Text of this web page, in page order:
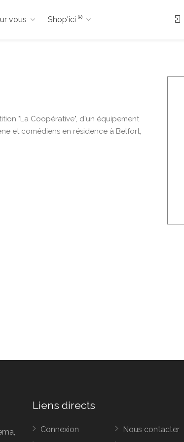
vous Shop'ici®
"La Coopérative", d'un équipement
et comédiens en résidence à Belfort,
Liens directs
Connexion
Nous contacter